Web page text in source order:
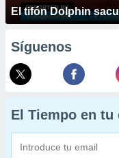
El tifón Dolphin
Síguenos
El Tiempo en tu